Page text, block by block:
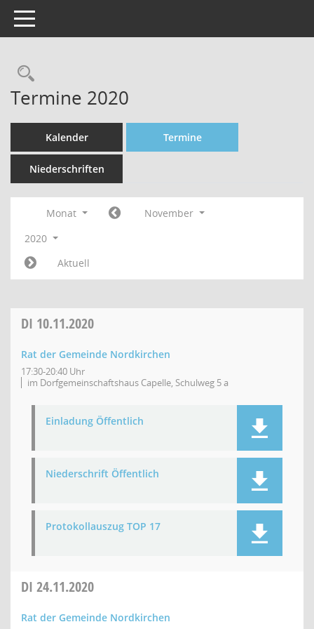
Toggle navigation
Rechercheauswahl
Termine 2020
Kalender Termine
Niederschriften
Monat
November
2020
Aktuell
DI 10.11.2020
Rat der Gemeinde Nordkirchen
17:30-20:40 Uhr
im Dorfgemeinschaftshaus Capelle, Schulweg 5 a
Einladung Öffentlich
Niederschrift Öffentlich
Protokollauszug TOP 17
DI 24.11.2020
Rat der Gemeinde Nordkirchen